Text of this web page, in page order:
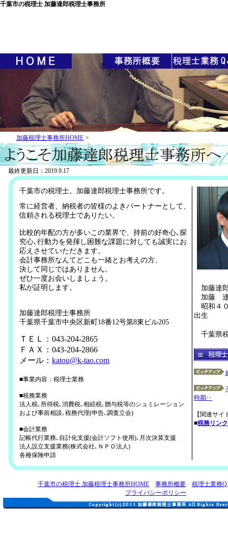
千葉市の税理士 加藤達郎税理士事務所
加藤税理士事務所HOME >
最終更新日：2019.9.17
千葉市の税理士。加藤達郎税理士事務所です。
常に経営者、納税者の皆様のよきパートナーとして、
信頼される税理士でありたい。
比較的年配の方が多いこの業界で、持前の好奇心､探
究心､行動力を発揮し困難な課題に対しても誠実にお
応えさせていただきます。
会計事務所なんてどこも一緒とお考えの方、
決して同じではありません。
ぜひ一度お会いしましょう。
私が証明します。
加藤達郎税理士事務所
千葉県千葉市中央区新町18番12号第8東ビル205
ＴＥＬ：043-204-2865
ＦＡＸ：043-204-2866
メール： katou@k-tao.com
■事業内容：税理士業務
■税務業務
法人税､所得税､消費税､相続税､贈与税等のシュミレーション
および事前相談､税務代理(申告､調査立会)
■会計業務
記帳代行業務､自計化支援(会計ソフト使用)､月次決算支援
法人設立支援業務(株式会社､ＮＰＯ法人)
各種保険申請
加藤達
加藤
昭和４
出生
千葉県
時期‥
【関連サイ
■税務リン
千葉市の税理士 加藤税理士事務所HOME 事務所概要
税理士業務
プライバシーポリシー